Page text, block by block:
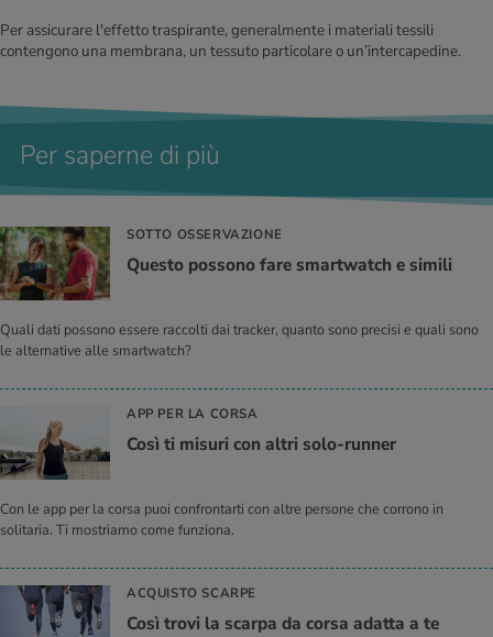
Per assicurare l'effetto traspirante, generalmente i materiali tessili
contengono una membrana, un tessuto particolare o un’intercapedine.
Per saperne di più
SOTTO OSSERVAZIONE
Que­sto pos­so­no fare smart­wat­ch e si­mi­li
Quali dati possono essere raccolti dai tracker, quanto sono precisi e quali sono
le alternative alle smartwatch?
APP PER LA CORSA
Così ti mi­su­ri con altri solo-run­ner
Con le app per la corsa puoi confrontarti con altre persone che corrono in
solitaria. Ti mostriamo come funziona.
ACQUISTO SCARPE
Così trovi la scar­pa da corsa adat­ta a te